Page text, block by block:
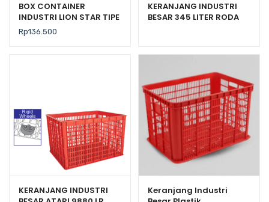
BOX CONTAINER
INDUSTRI LION STAR TIPE
IC-27 FORTE CRATE 301
UK. 600 x 425 x 140 MM
Rp136.500
KERANJANG INDUSTRI
BESAR 345 LITER RODA
KERANJANG INDUSTRI
Keranjang Industri